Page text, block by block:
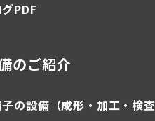
PDF
のご紹介
の設備（成形・加工・検査